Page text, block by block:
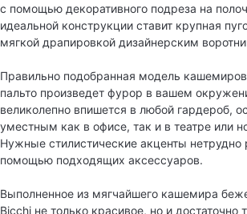
с помощью декоративного подреза на
идеальной конструкции ставит крупная
мягкой драпировкой дизайнерским
Правильно подобранная модель
пальто произведет фурор в вашем
великолепно впишется в любой гардероб,
уместным как в офисе, так и в театре или
Нужные стилистические акценты нетрудно
помощью подходящих аксессуаров.
Выполненное из мягчайшего кашемира
Bicchi не только красивое, но и достаточно